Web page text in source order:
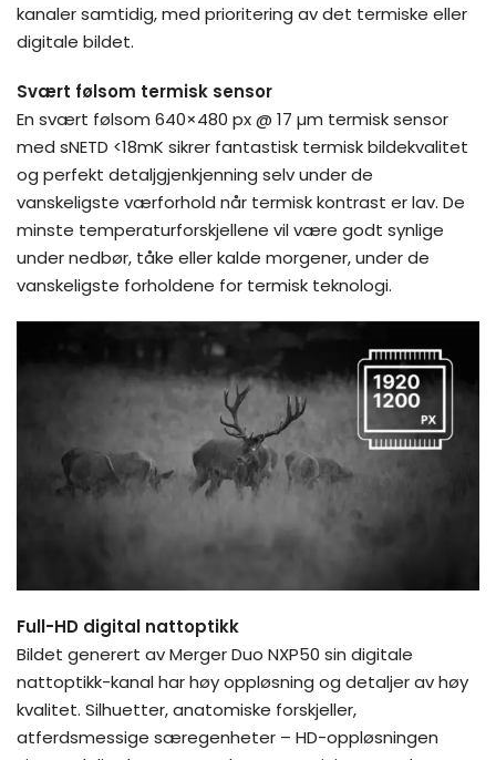
kanaler samtidig, med prioritering av det termiske eller
digitale bildet.
Svært følsom termisk sensor
En svært følsom 640×480 px @ 17 µm termisk sensor
med sNETD <18mK sikrer fantastisk termisk bildekvalitet
og perfekt detaljgjenkjenning selv under de
vanskeligste værforhold når termisk kontrast er lav. De
minste temperaturforskjellene vil være godt synlige
under nedbør, tåke eller kalde morgener, under de
vanskeligste forholdene for termisk teknologi.
Full-HD digital nattoptikk
Bildet generert av Merger Duo NXP50 sin digitale
nattoptikk-kanal har høy oppløsning og detaljer av høy
kvalitet. Silhuetter, anatomiske forskjeller,
atferdsmessige særegenheter – HD-oppløsningen